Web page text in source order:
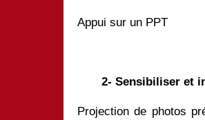
Appui sur un PPT
2- Sensibiliser et
Projection de photos